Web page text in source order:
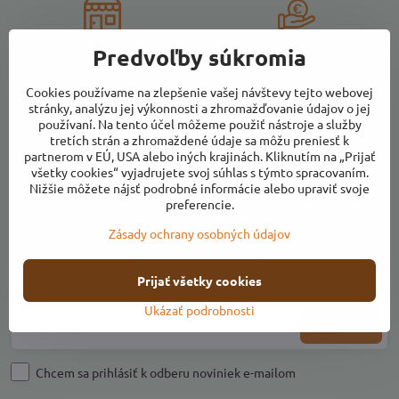
Komplexný sortiment Priaznivé ceny
Kvalitné farmárske
potraviny
Vlastná výroba produktov
z ovocia
Newsletter
Odoberať naše novinky:
Chcem sa prihlásiť k odberu noviniek e-mailom
Predvoľby súkromia
Cookies používame na zlepšenie vašej návštevy tejto webovej
stránky, analýzu jej výkonnosti a zhromažďovanie údajov o jej
používaní. Na tento účel môžeme použiť nástroje a služby
tretích strán a zhromaždené údaje sa môžu preniesť k
partnerom v EÚ, USA alebo iných krajinách. Kliknutím na „Prijať
všetky cookies“ vyjadrujete svoj súhlas s týmto spracovaním.
Nižšie môžete nájsť podrobné informácie alebo upraviť svoje
preferencie.
Zásady ochrany osobných údajov
Ukázať podrobnosti
Prijať všetky cookies